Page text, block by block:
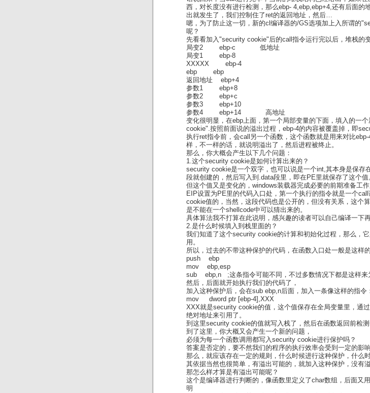
西，对长度没有进行检测，那么ebp- 4,ebp,ebp+4,还有后面的
出就发生了，我们控制住了ret的返回地址，然后…
嗯，为了防止这一切，新的cl编译器的/GS选项加上入所谓的
呢？
先看看加入"security cookie"后的call指令运行完以后，堆栈的变
局变2 ebp-c 低地址
局变1 ebp-8
XXXXX ebp-4
ebp ebp
返回地址 ebp+4
参数1 ebp+8
参数2 ebp+c
参数3 ebp+10
参数4 ebp+14 高地址
变化很明显，在ebp上面，第一个局部变量的下面，填入的一
cookie".按照前面说的溢出过程，ebp-4的内容被覆盖掉，即
执行ret指令前，会call另一个函数，这个函数就是用来对比
样，不一样的话，就说明溢出了，然后进程被终止。
那么，你大概会产生以下几个问题：
1.这个security cookie是如何计算出来的？
security cookie是一个双字，也可以说是一个int,其本身是保存
段就创建的，然后写入到.data段里，即在PE里就保存了这个值
但这个值又是变化的，windows装载器完成必要的前期准备工
EIP设置为PE里的代码入口处，第一个执行的指令就是一个
cookie值的，当然，这段代码也是公开的，但没有关系，这个
是不能在一个shellcode中可以猜出来的。
具体算法我不打算在此说明，感兴趣的读者可以自己编译一下
2.是什么时候填入到栈里面的？
我们知道了这个security cookie的计算和初始化过程，那么，
用。
所以，过去的不带这种保护的代码，在函数入口处一般是这样的
push ebp
mov ebp,esp
sub ebp,n ;这条指令可能不同，不过多数情况下都是这样来
然后，后面就开始执行我们的代码了，
加入这种保护后，会在sub ebp,n后面，加入一条像这样的指令
mov dword ptr [ebp-4],XXX
XXX就是security cookie的值，这个值保存在全局变量里，通
绝对地址来引用了。
到这里security cookie的值就写入栈了，然后在函数返回前检测
到了这里，你大概又会产生一个新的问题，
必须为每一个函数调用都写入security cookie进行保护吗？
答案是否定的，要不然我们的程序的执行效率会受到一定的影
那么，就应该存在一定的规则，什么时候进行这种保护，什么时
其依据当然也很简单，有溢出可能的，就加入这种保护，没有
那怎么样才算是有溢出可能呢？
这个是编译器进行判断的，像函数里定义了char数组，后面又
明